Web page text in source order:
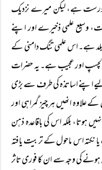
درست ہے، لیکن میرے نزدیک
وسیع علمی ذخیرے اور اپنے
ہے۔ اس علمی تنگ دامنی کے
دلچسپ اور عجیب ہے۔ یہ حضرات
لیے اپنے اساتذہ کی طرف سے بڑی
علاوہ انھیں ہر چیز گمراہی اور
ہوتا، بلکہ اس کی باقاعدہ ذہن
نکتہ اس ماحول کے تربیت یافتہ
ہونے کی وجہ سے ان کا فوری تاثر